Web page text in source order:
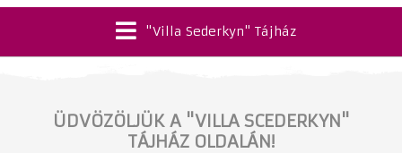
"Villa Sederkyn" Tájház
ÜDVÖZÖLJÜK A "VILLA SCEDERKYN"
TÁJHÁZ OLDALÁN!